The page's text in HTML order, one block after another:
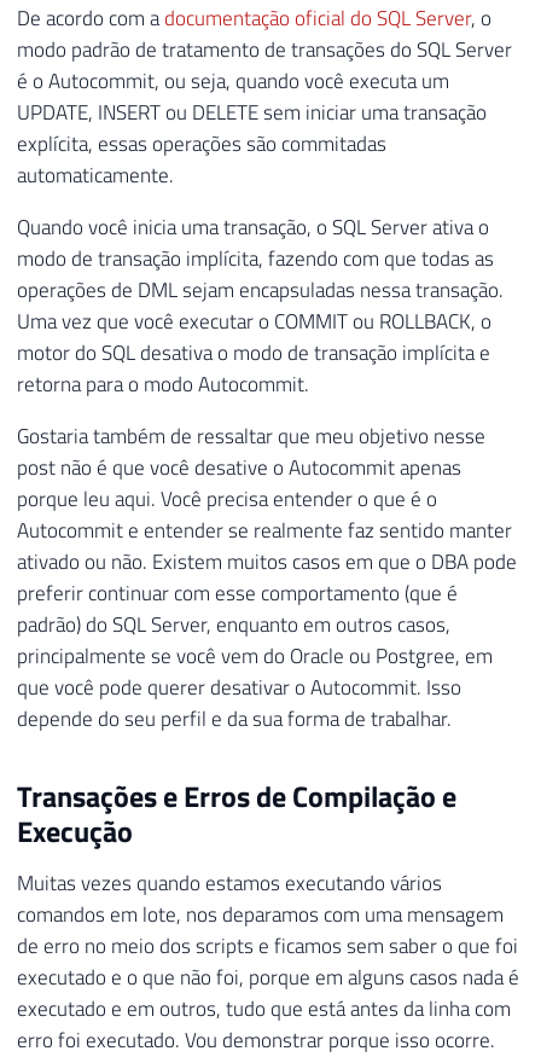
De acordo com adocumentação oficial do SQL Server, o
modo padrão de tratamento de transações do SQL Server
é o Autocommit, ou seja, quando você executa um
UPDATE, INSERT ou DELETE sem iniciar uma transação
explícita, essas operações são commitadas
automaticamente.
Quando você inicia uma transação, o SQL Server ativa o
modo de transação implícita, fazendo com que todas as
operações de DML sejam encapsuladas nessa transação.
Uma vez que você executar o COMMIT ou ROLLBACK, o
motor do SQL desativa o modo de transação implícita e
retorna para o modo Autocommit.
Gostaria também de ressaltar que meu objetivo nesse
post não é que você desative o Autocommit apenas
porque leu aqui. Você precisa entender o que é o
Autocommit e entender se realmente faz sentido manter
ativado ou não. Existem muitos casos em que o DBA pode
preferir continuar com esse comportamento (que é
padrão) do SQL Server, enquanto em outros casos,
principalmente se você vem do Oracle ou Postgree, em
que você pode querer desativar o Autocommit. Isso
depende do seu perfil e da sua forma de trabalhar.
Transações e Erros de Compilação e
Execução
Muitas vezes quando estamos executando vários
comandos em lote, nos deparamos com uma mensagem
de erro no meio dos scripts e ficamos sem saber o que foi
executado e o que não foi, porque em alguns casos nada é
executado e em outros, tudo que está antes da linha com
erro foi executado. Vou demonstrar porque isso ocorre.